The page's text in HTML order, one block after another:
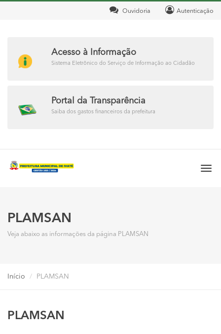
Autenticação
Ouvidoria
Acesso à Informação
Sistema Eletrônico do Serviço de Informação ao Cidadão
Portal da Transparência
Saiba dos gastos financeiros da prefeitura
PLAMSAN
Veja abaixo as informações da página PLAMSAN
Início PLAMSAN
PLAMSAN